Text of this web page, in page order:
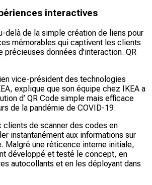
interactives
delà de la simple création de liens pour
mémorables qui captivent les clients
précieuses données d'interaction. QR
vice-président des technologies
explique que son équipe chez IKEA a
d’ QR Code simple mais efficace
de la pandémie de COVID-19.
clients de scanner des codes en
instantanément aux informations sur
Malgré une réticence interne initiale,
développé et testé le concept, en
autocollants et en les déployant dans